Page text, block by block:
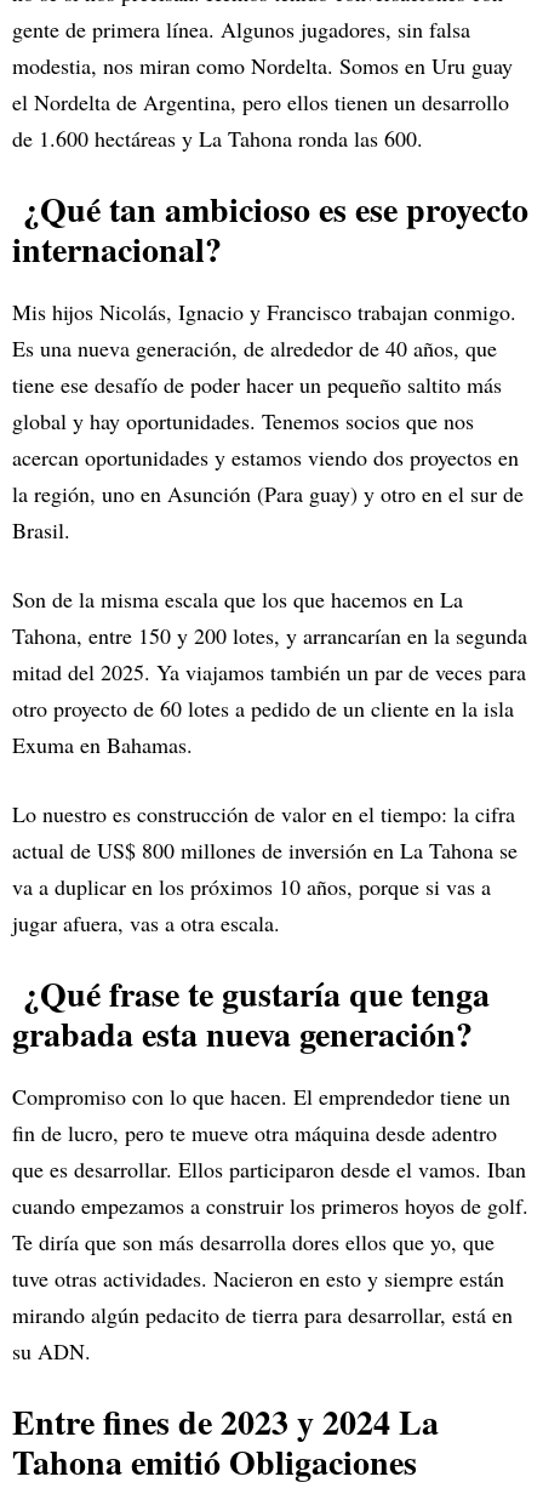
gente de primera línea. Algunos jugadores, sin falsa
modestia, nos miran como Nordelta. Somos en Uru guay
el Nordelta de Argentina, pero ellos tienen un desarrollo
de 1.600 hectáreas y La Tahona ronda las 600.
¿Qué tan ambicioso es ese proyecto
internacional?
Mis hijos Nicolás, Ignacio y Francisco trabajan conmigo.
Es una nueva generación, de alrededor de 40 años, que
tiene ese desafío de poder hacer un pequeño saltito más
global y hay oportunidades. Tenemos socios que nos
acercan oportunidades y estamos viendo dos proyectos en
la región, uno en Asunción (Para guay) y otro en el sur de
Brasil.
Son de la misma escala que los que hacemos en La
Tahona, entre 150 y 200 lotes, y arrancarían en la segunda
mitad del 2025. Ya viajamos también un par de veces para
otro proyecto de 60 lotes a pedido de un cliente en la isla
Exuma en Bahamas.
Lo nuestro es construcción de valor en el tiempo: la cifra
actual de US$ 800 millones de inversión en La Tahona se
va a duplicar en los próximos 10 años, porque si vas a
jugar afuera, vas a otra escala.
¿Qué frase te gustaría que tenga
grabada esta nueva generación?
Compromiso con lo que hacen. El emprendedor tiene un
fin de lucro, pero te mueve otra máquina desde adentro
que es desarrollar. Ellos participaron desde el vamos. Iban
cuando empezamos a construir los primeros hoyos de golf.
Te diría que son más desarrolla dores ellos que yo, que
tuve otras actividades. Nacieron en esto y siempre están
mirando algún pedacito de tierra para desarrollar, está en
su ADN.
Entre fines de 2023 y 2024 La
Tahona emitió Obligaciones